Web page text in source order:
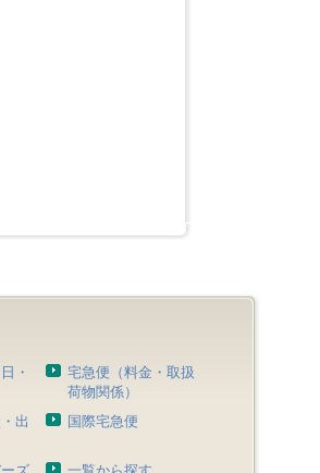
・
宅急便（料金・取扱
荷物関係）
出
国際宅急便